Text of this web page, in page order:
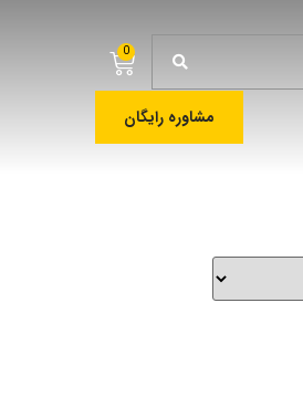
0
مشاوره رایگان